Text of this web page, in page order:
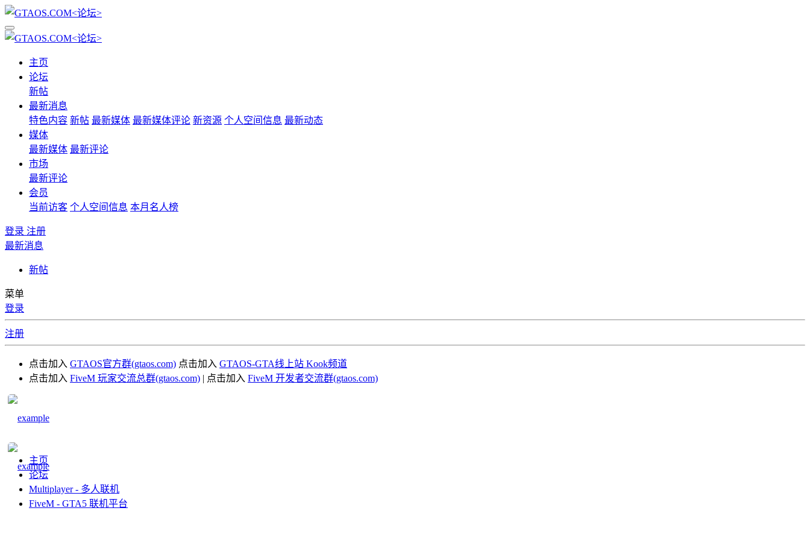
主页
论坛
新帖
最新消息
特色内容 新帖 最新媒体 最新媒体评论 新资源 个人空间信息 最新动态
媒体
最新媒体 最新评论
市场
最新评论
会员
当前访客 个人空间信息 本月名人榜
登录 注册
最新消息
新帖
菜单
登录
注册
点击加入 GTAOS官方群(gtaos.com) 点击加入 GTAOS-GTA线上站 Kook频道
点击加入 FiveM 玩家交流总群(gtaos.com) | 点击加入 FiveM 开发者交流群(gtaos.com)
主页
论坛
Multiplayer - 多人联机
FiveM - GTA5 联机平台